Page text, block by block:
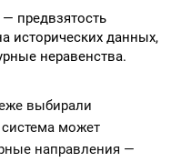
предвзятость
исторических данных,
неравенства.
выбирали
система может
направления —